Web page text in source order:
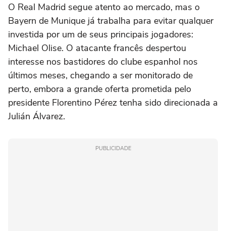
O Real Madrid segue atento ao mercado, mas o
Bayern de Munique já trabalha para evitar qualquer
investida por um de seus principais jogadores:
Michael Olise. O atacante francês despertou
interesse nos bastidores do clube espanhol nos
últimos meses, chegando a ser monitorado de
perto, embora a grande oferta prometida pelo
presidente Florentino Pérez tenha sido direcionada a
Julián Álvarez.
PUBLICIDADE